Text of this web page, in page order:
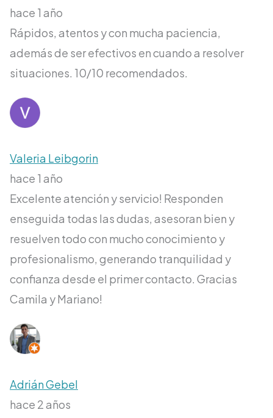
hace 1 año
Rápidos, atentos y con mucha paciencia,
además de ser efectivos en cuando a resolver
situaciones. 10/10 recomendados.
Valeria Leibgorin
hace 1 año
Excelente atención y servicio! Responden
enseguida todas las dudas, asesoran bien y
resuelven todo con mucho conocimiento y
profesionalismo, generando tranquilidad y
confianza desde el primer contacto. Gracias
Camila y Mariano!
Adrián Gebel
hace 2 años